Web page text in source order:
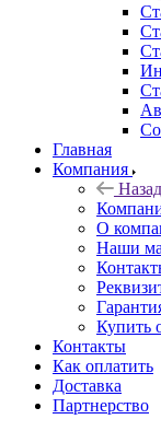
Главная
Компания
Назад
О
Наши
Купить
Контакты
Как оплатить
Доставка
Партнерство